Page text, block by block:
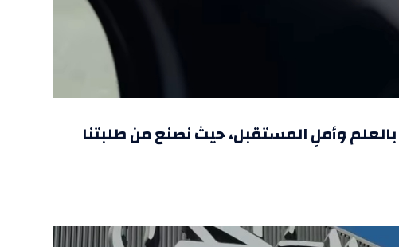
وأملِ المستقبل، حيث نصنع من طلبتنا